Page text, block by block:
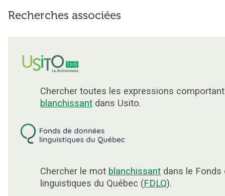
Recherches associées
Chercher toutes les expressions
blanchissant dans Usito.
Chercher le mot blanchissant dans le Fonds
linguistiques du Québec (FDLQ).